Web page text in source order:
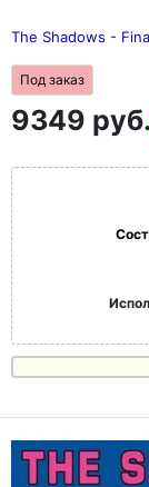
The Shadows -
Под заказ
9349 руб.